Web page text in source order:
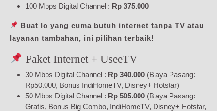
100 Mbps Digital Channel : Rp 375.000
Buat lo yang cuma butuh internet tanpa TV atau
layanan tambahan, ini pilihan terbaik!
Paket Internet + UseeTV
30 Mbps Digital Channel : Rp 340.000 (Biaya Pasang:
Rp50.000, Bonus IndiHomeTV, Disney+ Hotstar)
50 Mbps Digital Channel : Rp 505.000 (Biaya Pasang:
Gratis, Bonus Big Combo, IndiHomeTV, Disney+ Hotstar,